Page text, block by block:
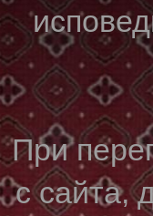
При
с сайта,